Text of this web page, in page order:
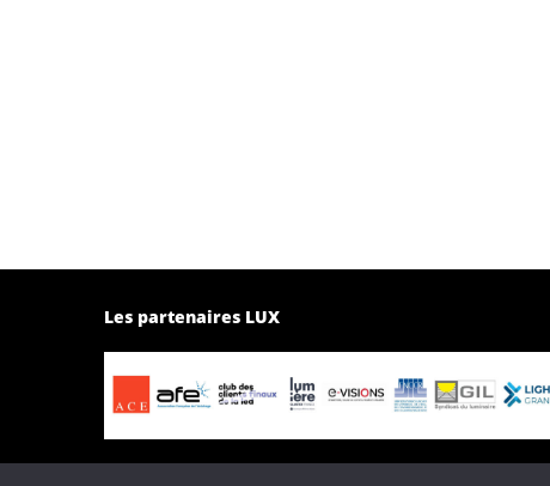
Les partenaires LUX